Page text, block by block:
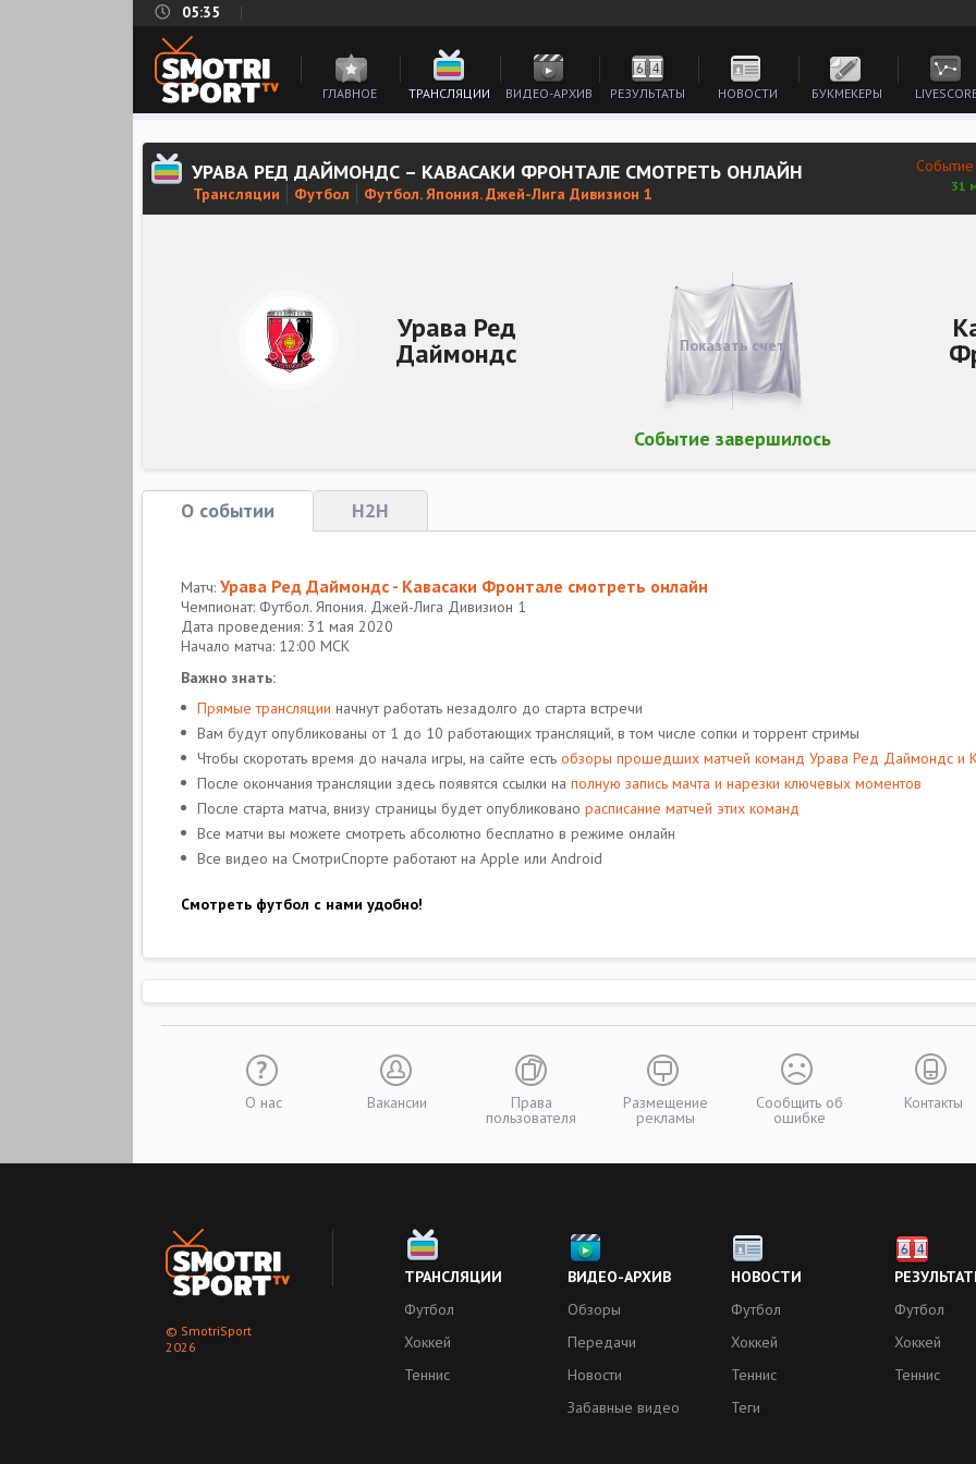
05:35
ГЛАВНОЕ ТРАНСЛЯЦИИ ВИДЕО-АРХИВ РЕЗУЛЬТАТЫ НОВОСТИ БУКМЕКЕРЫ
УРАВА РЕД ДАЙМОНДС – КАВАСАКИ ФРОНТАЛЕ СМОТРЕТЬ ОНЛАЙН
Трансляции Футбол Футбол. Япония. Джей-Лига Дивизион 1 31
Урава Ред
Даймондс
Событие завершилось
Показать счет
О событии H2H
Матч: Урава Ред Даймондс - Кавасаки Фронтале смотреть онлайн
Чемпионат: Футбол. Япония. Джей-Лига Дивизион 1
Дата проведения: 31 мая 2020
Начало матча: 12:00 МСК
Важно знать:
Прямые трансляции начнут работать незадолго до старта встречи
Вам будут опубликованы от 1 до 10 работающих трансляций, в том числе сопки и торрент стримы
Чтобы скоротать время до начала игры, на сайте есть обзоры прошедших матчей команд Урава Ред Даймондс и
После окончания трансляции здесь появятся ссылки на полную запись мачта и нарезки ключевых моментов
После старта матча, внизу страницы будет опубликовано расписание матчей этих команд
Все матчи вы можете смотреть абсолютно бесплатно в режиме онлайн
Все видео на СмотриСпорте работают на Apple или Android
Смотреть футбол с нами удобно!
О нас Вакансии Права
пользователя
Размещение
рекламы
Сообщить об
ошибке
Контакты
© SmotriSport
2026
ТРАНСЛЯЦИИ
Футбол
Хоккей
Теннис
ВИДЕО-АРХИВ
Обзоры
Передачи
Новости
Забавные видео
НОВОСТИ
Футбол
Хоккей
Теннис
Теги
Футбол
Хоккей
Теннис